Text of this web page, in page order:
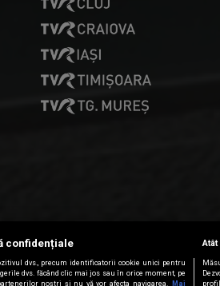
confidențiale
dvs., precum identificatorii cookie unici pentru
dvs. făcând clic mai jos sau în orice moment, pe
noștri și nu vă vor afecta navigarea.
Mai
Atât